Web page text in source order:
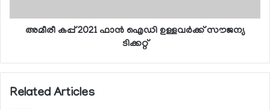
അമീരീ കപ്പ് 2021 ഫാന്‍ ഐഡി ഉള്ളവര്‍ക്ക് സൗജന്യ
ടിക്കറ്റ്
Related Articles